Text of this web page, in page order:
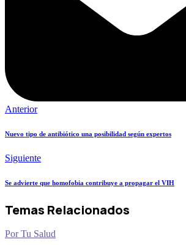
Anterior
Nuevo tipo de antibiótico una posibilidad según expertos
Siguiente
Se advierte que homofobia contribuye a propagar el VIH
Temas Relacionados
Por Tu Salud